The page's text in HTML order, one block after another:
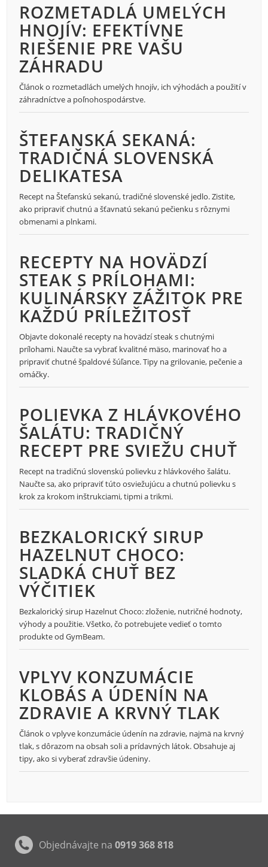
ROZMETADLÁ UMELÝCH
HNOJÍV: EFEKTÍVNE
RIEŠENIE PRE VAŠU
ZÁHRADU
Článok o rozmetadlách umelých hnojív, ich výhodách a použití v
záhradníctve a poľnohospodárstve.
ŠTEFANSKÁ SEKANÁ:
TRADIČNÁ SLOVENSKÁ
DELIKATESA
Recept na Štefanskú sekanú, tradičné slovenské jedlo. Zistite,
ako pripraviť chutnú a šťavnatú sekanú pečienku s rôznymi
obmenami a plnkami.
RECEPTY NA HOVÄDZÍ
STEAK S PRÍLOHAMI:
KULINÁRSKY ZÁŽITOK PRE
KAŽDÚ PRÍLEŽITOSŤ
Objavte dokonalé recepty na hovädzí steak s chutnými
prílohami. Naučte sa vybrať kvalitné mäso, marinovať ho a
pripraviť chutné špaldové šúľance. Tipy na grilovanie, pečenie a
omáčky.
POLIEVKA Z HLÁVKOVÉHO
ŠALÁTU: TRADIČNÝ
RECEPT PRE SVIEŽU CHUŤ
Recept na tradičnú slovenskú polievku z hlávkového šalátu.
Naučte sa, ako pripraviť túto osviežujúcu a chutnú polievku s
krok za krokom inštrukciami, tipmi a trikmi.
BEZKALORICKÝ SIRUP
HAZELNUT CHOCO:
SLADKÁ CHUŤ BEZ
VÝČITIEK
Bezkalorický sirup Hazelnut Choco: zloženie, nutričné hodnoty,
výhody a použitie. Všetko, čo potrebujete vedieť o tomto
produkte od GymBeam.
VPLYV KONZUMÁCIE
KLOBÁS A ÚDENÍN NA
ZDRAVIE A KRVNÝ TLAK
Článok o vplyve konzumácie údenín na zdravie, najmä na krvný
tlak, s dôrazom na obsah soli a prídavných látok. Obsahuje aj
tipy, ako si vyberať zdravšie údeniny.
Objednávajte na 0919 368 818